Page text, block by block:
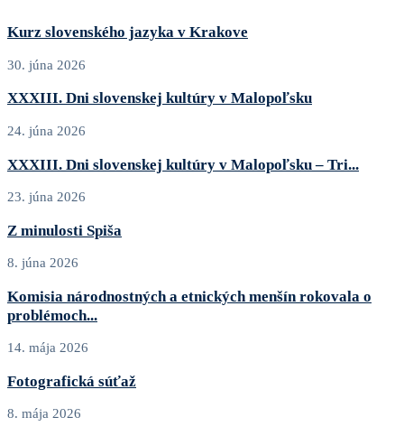
Kurz slovenského jazyka v Krakove
30. júna 2026
XXXIII. Dni slovenskej kultúry v Malopoľsku
24. júna 2026
XXXIII. Dni slovenskej kultúry v Malopoľsku – Tri...
23. júna 2026
Z minulosti Spiša
8. júna 2026
Komisia národnostných a etnických menšín rokovala o
problémoch...
14. mája 2026
Fotografická súťaž
8. mája 2026